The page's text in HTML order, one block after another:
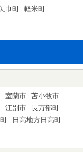
巾町 軽米町
室蘭市
苫小牧市
江別市
長万部町
日高地方日高町